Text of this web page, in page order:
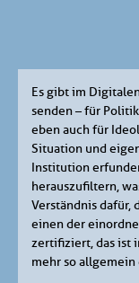
Es gibt im
senden – für
eben auch für
Situation und
Institution
herauszufiltern,
Verständnis dafür,
einen der
zertifiziert, das ist
mehr so allgemein